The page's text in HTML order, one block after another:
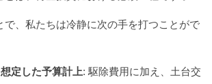
で、私たちは冷静に次の手を打つことがで
定した予算計上: 駆除費用に加え、土台交